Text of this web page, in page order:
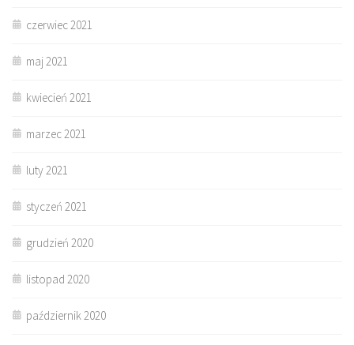
czerwiec 2021
maj 2021
kwiecień 2021
marzec 2021
luty 2021
styczeń 2021
grudzień 2020
listopad 2020
październik 2020